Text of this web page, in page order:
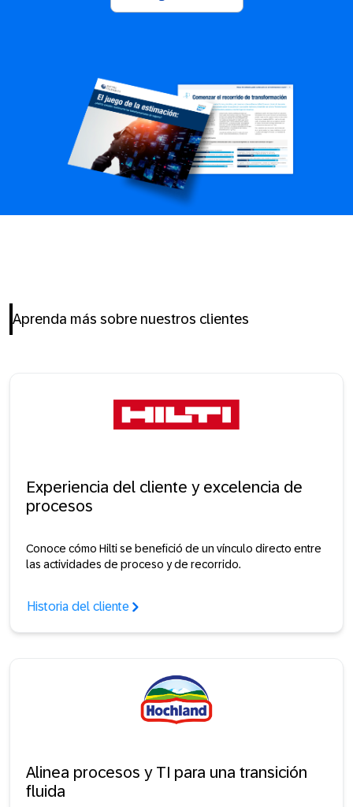
Aprenda más sobre nuestros clientes
Experiencia del cliente y excelencia de
procesos
Conoce cómo Hilti se benefició de un vínculo directo entre
las actividades de proceso y de recorrido.
Historia del cliente
Alinea procesos y TI para una transición
fluida